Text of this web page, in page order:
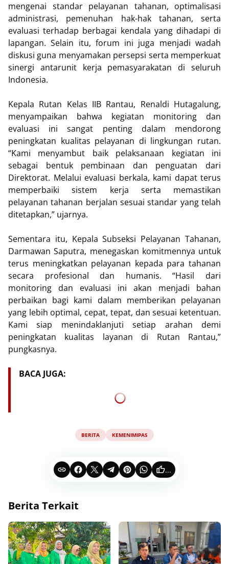
mengenai standar pelayanan tahanan, optimalisasi
administrasi, pemenuhan hak-hak tahanan, serta
evaluasi terhadap berbagai kendala yang dihadapi di
lapangan. Selain itu, forum ini juga menjadi wadah
diskusi guna menyamakan persepsi serta memperkuat
sinergi antarunit kerja pemasyarakatan di seluruh
Indonesia.
Kepala Rutan Kelas IIB Rantau, Renaldi Hutagalung,
menyampaikan bahwa kegiatan monitoring dan
evaluasi ini sangat penting dalam mendorong
peningkatan kualitas pelayanan di lingkungan rutan.
“Kami menyambut baik pelaksanaan kegiatan ini
sebagai bentuk pembinaan dan penguatan dari
Direktorat. Melalui evaluasi berkala, kami dapat terus
memperbaiki sistem kerja serta memastikan
pelayanan tahanan berjalan sesuai standar yang telah
ditetapkan,” ujarnya.
Sementara itu, Kepala Subseksi Pelayanan Tahanan,
Darmawan Saputra, menegaskan komitmennya untuk
terus meningkatkan pelayanan kepada para tahanan
secara profesional dan humanis. “Hasil dari
monitoring dan evaluasi ini akan menjadi bahan
perbaikan bagi kami dalam memberikan pelayanan
yang lebih optimal, cepat, tepat, dan sesuai ketentuan.
Kami siap menindaklanjuti setiap arahan demi
peningkatan kualitas layanan di Rutan Rantau,”
pungkasnya.
BACA JUGA:
BERITA KEMENIMIPAS
...
Berita Terkait